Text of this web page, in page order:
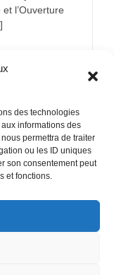
des technologies
informations des
permettra de traiter
ou les ID uniques
son consentement peut
et fonctions.
l’Ouverture
moments